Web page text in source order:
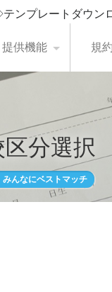
ンプレートダウ
提供機能 規
分選択
んなにベストマッチ